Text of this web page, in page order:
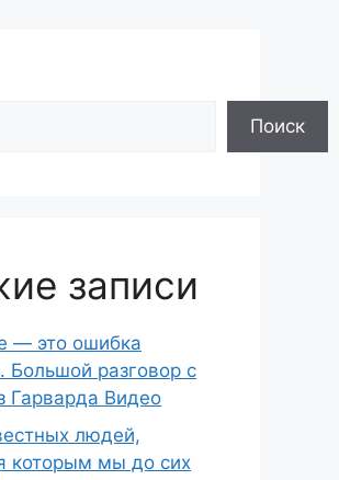
Поиск
записи
— это ошибка
Большой разговор с
Гарварда Видео
людей,
которым мы до сих